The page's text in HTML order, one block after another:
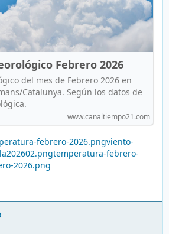
Febrero 2026
del mes de Febrero 2026 en
Catalunya. Según los datos de
www.canaltiempo21.com
febrero-2026.pngviento-
temperatura-febrero-
2026.png